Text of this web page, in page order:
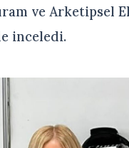
ve Arketipsel
inceledi.